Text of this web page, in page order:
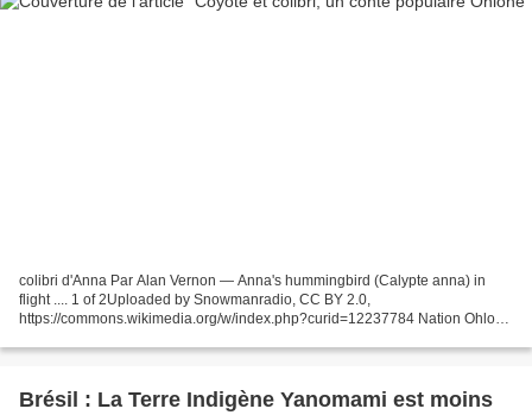
colibri d'Anna Par Alan Vernon — Anna's hummingbird (Calypte anna) in
flight .... 1 of 2Uploaded by Snowmanradio, CC BY 2.0,
https://commons.wikimedia.org/w/index.php?curid=12237784 Nation Ohlone
Brésil : La Terre Indigène Yanomami est moins